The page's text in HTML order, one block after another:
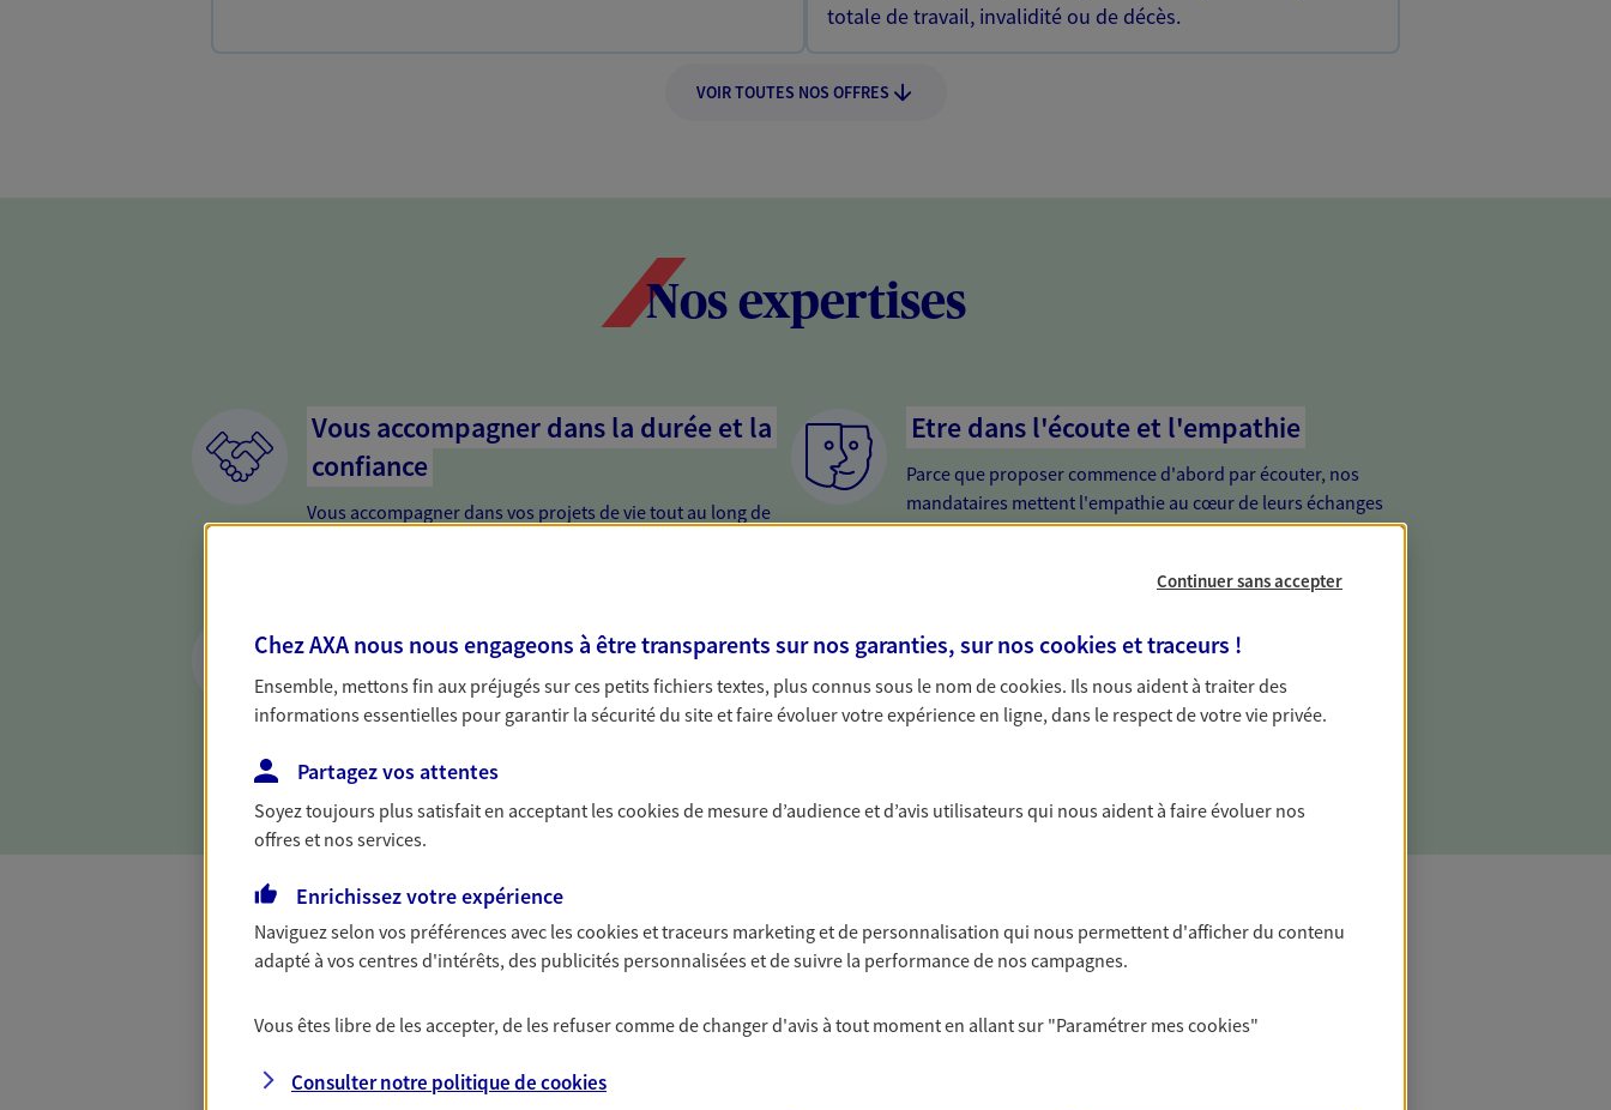
totale de travail, invalidité ou de décès.
VOIR TOUTES NOS OFFRES
Nos expertises
Vous accompagner dans la durée et la
confiance
Vous accompagner dans vos projets de vie tout au long de
Etre dans l'écoute et l'empathie
Parce que proposer commence d'abord par écouter, nos
mandataires mettent l'empathie au cœur de leurs échanges
pour mieux comprendre vos besoins et mieux vous soutenir
Préparer votre avenir
Anticipez les imprévus et sécurisez votre futur grâce à nos
différentes solutions. Nous vous accompagnons dans vos
projets de vie en privilégiant une relation de confiance et de
proximité.
Etre proche de vous, tout simplement
Avoir un interlocuteur proche de vous, facilement joignable,
cela change tout. Une relation de proximité est toujours une
relation de qualité.
Complémentaire Santé
Et si préserver votre budget, c’était aussi prendre soin de votre santé ? Avec le contrat Ma
Santé d’AXA, adaptez vos garanties à votre budget et situation tout en profitant de –10% sur
votre cotisation, si vous avez 60 ans et plus ; et si vous êtes un travailleur non salarié.
Continuer sans accepter
Chez AXA nous nous engageons à être transparents sur nos garanties, sur nos cookies et traceurs !
Ensemble, mettons fin aux préjugés sur ces petits fichiers textes, plus connus sous le nom decookies. Ils nous aident à traiter des
informations essentielles pour garantir la sécurité du site et faire évoluer votre expérience en ligne, dans le respect de votre vie privée.
Partagez vos attentes
Soyez toujours plus satisfait en acceptant lescookiesde mesure d’audience et d’avis utilisateurs qui nous aident à faire évoluer nos
offres et nos services.
Enrichissez votre expérience
Naviguez selon vos préférences avec lescookies et traceurs marketing et de personnalisation qui nous permettent d'afficher du contenu
adapté à vos centres d'intérêts, des publicités personnalisées et de suivre la performance de nos campagnes.
Vous êtes libre de les accepter, de les refuser comme de changer d'avis à tout moment en allant sur "Paramétrer mescookies"
Consulter notre politique decookies